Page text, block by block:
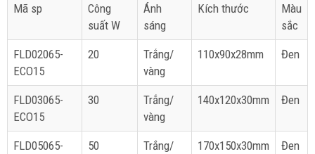
Mã sp
Công
suất W
Ánh
sáng
Kích thước
Màu
sắc
FLD02065-
ECO15
20
Trắng/
vàng
110x90x28mm Đen
FLD03065-
ECO15
30
Trắng/
vàng
140x120x30mm Đen
FLD05065-
50
Trắng/
170x150x30mm Đen